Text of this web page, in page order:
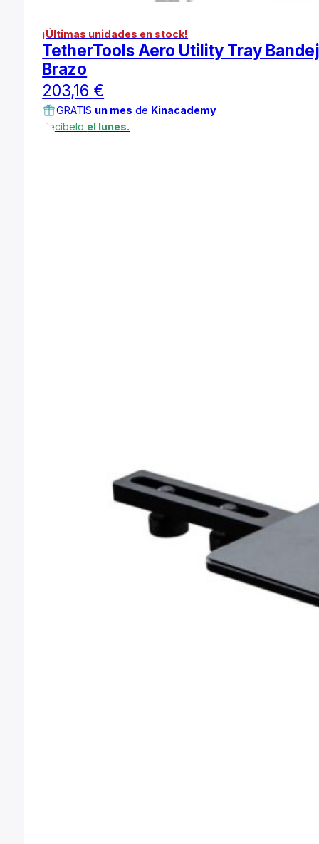
¡Últimas unidades en stock!
TetherTools Aero Utility Tray
Brazo
203,16 €
GRATIS un mes de Kinacademy
Recíbelo el lunes.